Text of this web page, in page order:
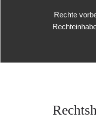
Rechte